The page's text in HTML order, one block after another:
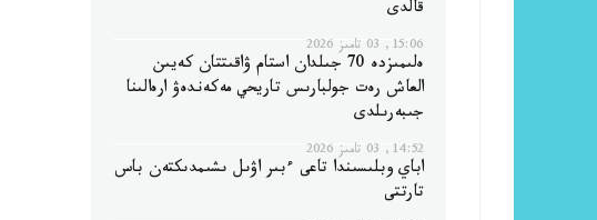
قالدى
15:06, 03 تامىز 2026
ەلىمىزدە 70 جىلدان استام ۋاقىتتان كەيىن
العاش رەت جولبارىس تاريحي مەكەندەۋ ارەالىنا
جىبەرىلدى
14:52, 03 تامىز 2026
اباي وبلىسىندا تاعى ءبىر اۋىل ىشىمدىكتەن باس
تارتتى